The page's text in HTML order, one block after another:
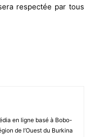
respectée par tous
en ligne basé à Bobo-
de l’Ouest du Burkina